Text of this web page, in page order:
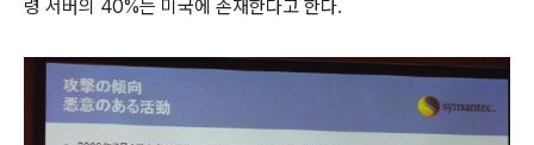
령 서버의 40%는 미국에 존재한다고 한다.